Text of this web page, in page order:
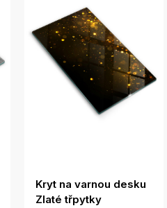
Kryt na varnou desku
Zlaté třpytky